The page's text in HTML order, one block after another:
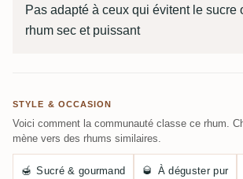
Pas adapté à ceux qui évitent le sucre
rhum sec et puissant
STYLE & OCCASION
Voici comment la communauté classe ce rhum.
mène vers des rhums similaires.
🍯 Sucré & gourmand 🥃 À déguster pur